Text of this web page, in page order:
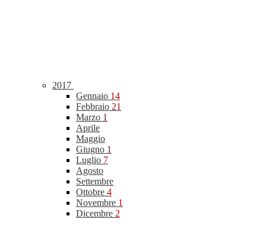
2017
Gennaio 14
Febbraio 21
Marzo 1
Aprile
Maggio
Giugno 1
Luglio 7
Agosto
Settembre
Ottobre 4
Novembre 1
Dicembre 2